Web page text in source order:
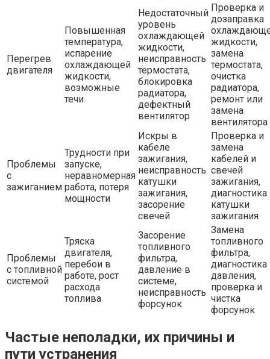
Перегрев
двигателя
Повышенная
температура,
испарение
охлаждающей
жидкости,
возможные
течи
Недостаточный
уровень
охлаждающей
жидкости,
неисправность
термостата,
блокировка
радиатора,
дефектный
вентилятор
Проверка и
дозаправка
жидкости,
замена
термостата,
очистка
радиатора,
ремонт или
замена
вентилятора
Проблемы
с
зажиганием
Трудности при
запуске,
неравномерная
работа, потеря
мощности
Искры в
кабеле
зажигания,
неисправность
катушки
зажигания,
засорение
свечей
Проверка и
замена
кабелей и
свечей
зажигания,
диагностика
катушки
зажигания
Проблемы
с топливной
системой
Тряска
двигателя,
перебои в
работе, рост
расхода
топлива
Засорение
топливного
фильтра,
давление в
системе,
неисправность
форсунок
Замена
топливного
фильтра,
диагностика
давления,
проверка и
чистка
форсунок
Частые неполадки, их причины и
пути устранения